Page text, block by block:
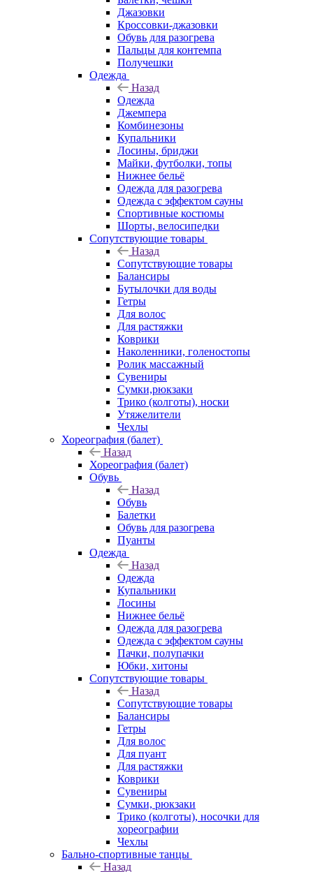
Джазовки
Кроссовки-джазовки
Обувь для разогрева
Пальцы для контемпа
Получешки
Одежда
Назад
Одежда
Джемпера
Комбинезоны
Купальники
Лосины, бриджи
Майки, футболки, топы
Нижнее бельё
Одежда для разогрева
Одежда с эффектом сауны
Спортивные костюмы
Шорты, велосипедки
Сопутствующие товары
Назад
Сопутствующие товары
Балансиры
Бутылочки для воды
Гетры
Для волос
Для растяжки
Коврики
Наколенники, голеностопы
Ролик массажный
Сувениры
Сумки,рюкзаки
Трико (колготы), носки
Утяжелители
Чехлы
Хореография (балет)
Назад
Хореография (балет)
Обувь
Назад
Обувь
Балетки
Обувь для разогрева
Пуанты
Одежда
Назад
Одежда
Купальники
Лосины
Нижнее бельё
Одежда для разогрева
Одежда с эффектом сауны
Пачки, полупачки
Юбки, хитоны
Сопутствующие товары
Назад
Сопутствующие товары
Балансиры
Гетры
Для волос
Для пуант
Для растяжки
Коврики
Сувениры
Сумки, рюкзаки
Трико (колготы), носочки для
хореографии
Чехлы
Бально-спортивные танцы
Назад